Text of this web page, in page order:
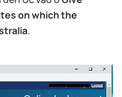
on which the
.